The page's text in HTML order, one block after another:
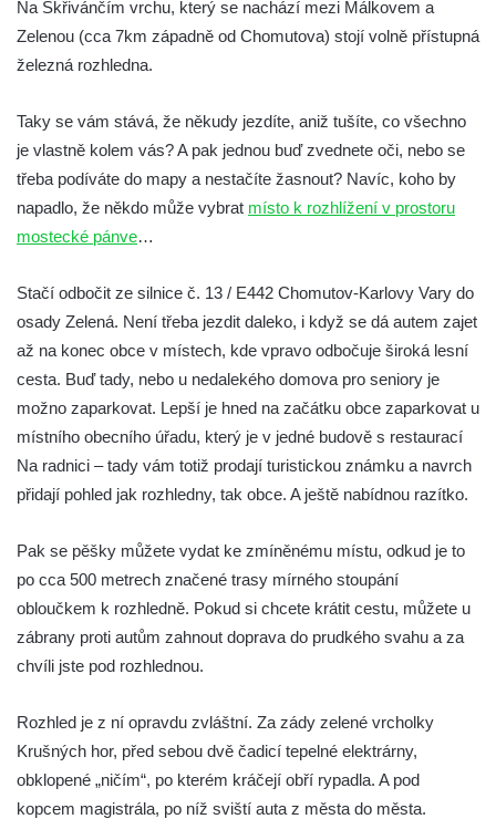
Ferdinandova vyhlídka u bývalého
čedičového lomu v Zákupech
Vyhlídka na konci Křížové cesty na
Křížovém vrchu ve Frýdlantu
Rozhledna Čáp v Adršpašsko-teplických
Vyhlídka pod Doubravskou horou v
Teplicích
Vyhlídka u Písečného vrchu v Teplicích
Rozhledna Letná v Teplicích
Vyhlídka Kaltenbergblick pod Weifbergem
Vyhlídka na vrchu Waitzdorfer Höhe u
Goßdorfu
Vyhlídka na vrchu Hankehübel u Goßdorfu
Rozhledna Maják u Strupčic
Vyhlídka na lom Vršany severně od
Strupčic
Vyhlídka v ulici Pod Chloumečkem v
Vyhlídka u Lückendorfu IV
Vyhlídka u Lückendorfu III
Vyhlídka u Lückendorfu II
Na Skřivánčím vrchu, který se nachází mezi Málkovem a
Zelenou (cca 7km západně od Chomutova) stojí volně přístupná
železná rozhledna.
Taky se vám stává, že někudy jezdíte, aniž tušíte, co všechno
je vlastně kolem vás? A pak jednou buď zvednete oči, nebo se
třeba podíváte do mapy a nestačíte žasnout? Navíc, koho by
napadlo, že někdo může vybrat místo k rozhlížení v prostoru
mostecké pánve…
Stačí odbočit ze silnice č. 13 / E442 Chomutov-Karlovy Vary do
osady Zelená. Není třeba jezdit daleko, i když se dá autem zajet
až na konec obce v místech, kde vpravo odbočuje široká lesní
cesta. Buď tady, nebo u nedalekého domova pro seniory je
možno zaparkovat. Lepší je hned na začátku obce zaparkovat u
místního obecního úřadu, který je v jedné budově s restaurací
Na radnici – tady vám totiž prodají turistickou známku a navrch
přidají pohled jak rozhledny, tak obce. A ještě nabídnou razítko.
Pak se pěšky můžete vydat ke zmíněnému místu, odkud je to
po cca 500 metrech značené trasy mírného stoupání
obloučkem k rozhledně. Pokud si chcete krátit cestu, můžete u
zábrany proti autům zahnout doprava do prudkého svahu a za
chvíli jste pod rozhlednou.
Rozhled je z ní opravdu zvláštní. Za zády zelené vrcholky
Krušných hor, před sebou dvě čadicí tepelné elektrárny,
obklopené „ničím“, po kterém kráčejí obří rypadla. A pod
kopcem magistrála, po níž sviští auta z města do města.